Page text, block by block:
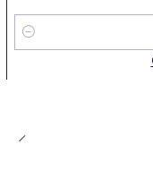
Cantidad